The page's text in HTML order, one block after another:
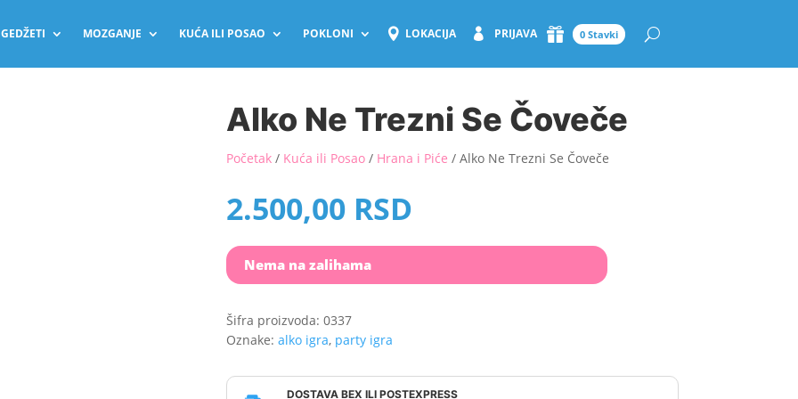
GEDŽETI MOZGANJE KUĆA ILI POSAO POKLONI LOKACIJA PRIJAVA 0 Stavki
Alko Ne Trezni Se Čoveče
Početak/ Kuća ili Posao/ Hrana i Piće / Alko Ne Trezni Se Čoveče
2.500,00 RSD
Nema na zalihama
Šifra proizvoda: 0337
Oznake: alko igra, party igra
DOSTAVA BEX ILI POSTEXPRESS